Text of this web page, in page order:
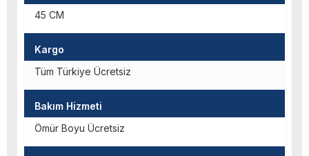
45 CM
Kargo
Tüm Türkiye Ücretsiz
Bakım Hizmeti
Ömür Boyu Ücretsiz